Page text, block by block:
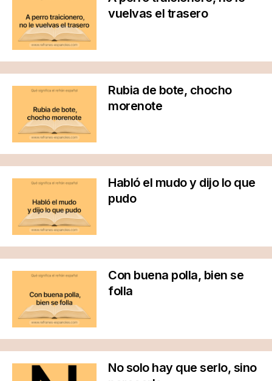
vuelvas el trasero
Rubia de bote, chocho
morenote
Habló el mudo y dijo lo que
pudo
Con buena polla, bien se
folla
No solo hay que serlo, sino